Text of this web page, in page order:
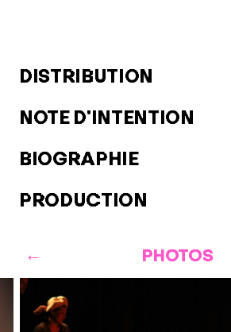
DISTRIBUTION
NOTE D'INTENTION
BIOGRAPHIE
PRODUCTION
PHOTOS